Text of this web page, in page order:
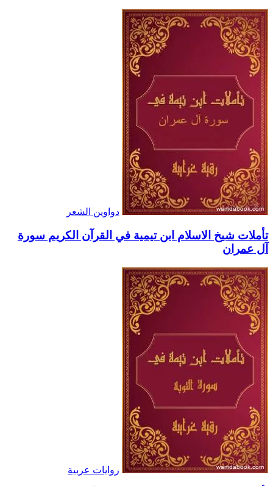
دواوين الشعر
تأملات شيخ الاسلام ابن تيمية في القرآن الكريم سورة
آل عمران
روايات عربية